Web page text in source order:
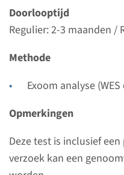
Doorlooptijd
Regulier: 2-3 maanden /
Methode
Exoom analyse
Opmerkingen
Deze test is inclusief
verzoek kan een
Doorlooptijd
Regulier: 2-3
Radboudumc
Bekijk